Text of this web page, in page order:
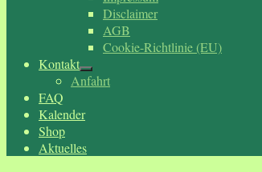
Disclaimer
AGB
Cookie-Richtlinie (EU)
Kontakt
Anfahrt
FAQ
Kalender
Shop
Aktuelles